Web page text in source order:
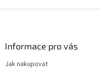
Informace pro vás
Jak nakupovat